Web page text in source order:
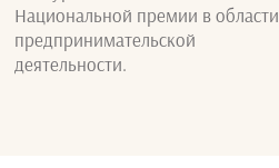
Национальной премии в области
предпринимательской
деятельности.